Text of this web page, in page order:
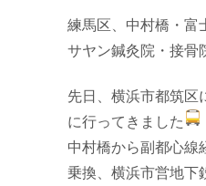
練馬区、中村橋・富
サヤン鍼灸院・接骨
先日、横浜市都筑区
に行ってきました
中村橋から副都心線
乗換、横浜市営地下